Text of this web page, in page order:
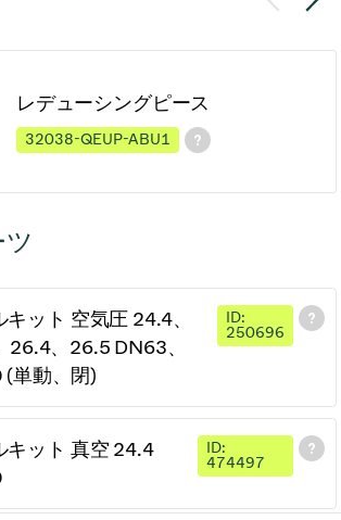
レデューシングピース
32038-QEUP-ABU1
キット 空気圧 24.4、
26.4、26.5 DN63、
(単動、閉)
ID:
250696
キット 真空 24.4
ID:
474497